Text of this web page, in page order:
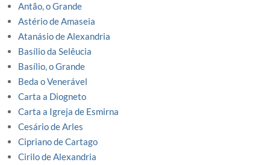
Antão, o Grande
Astério de Amaseia
Atanásio de Alexandria
Basílio da Selêucia
Basílio, o Grande
Beda o Venerável
Carta a Diogneto
Carta a Igreja de Esmirna
Cesário de Arles
Cipriano de Cartago
Cirilo de Alexandria